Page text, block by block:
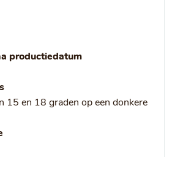
productiedatum
15 en 18 graden op een donkere